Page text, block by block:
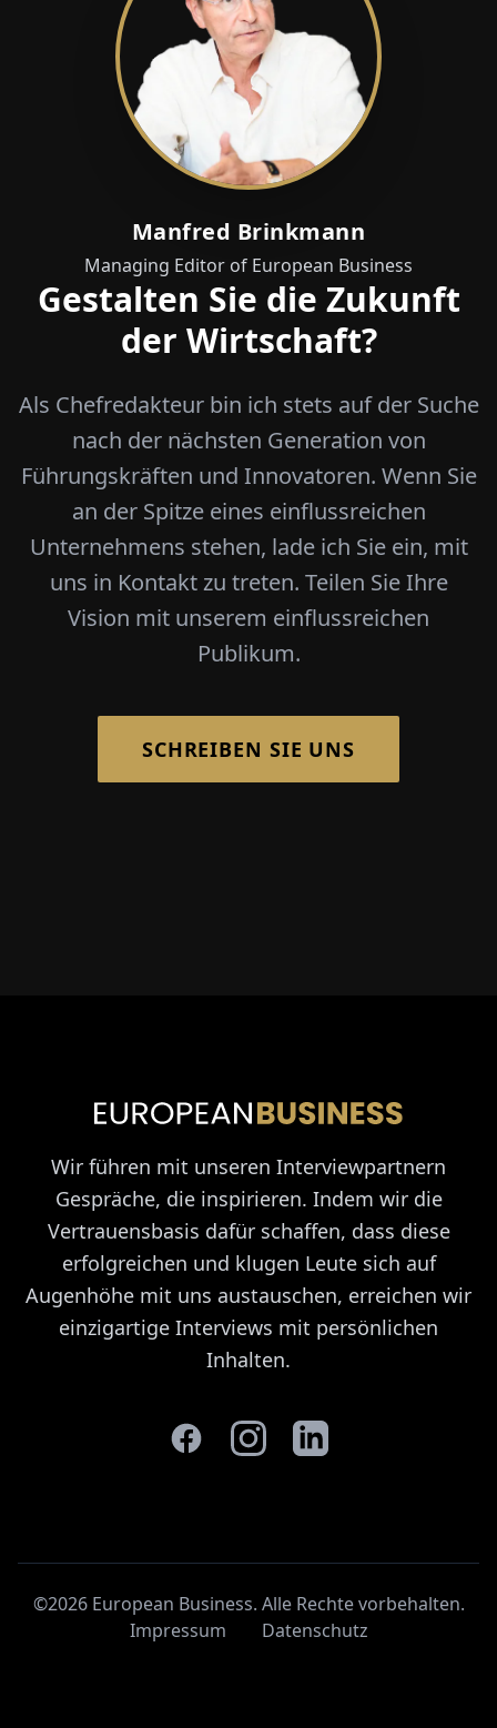
Manfred Brinkmann
Managing Editor of European Business
Gestalten Sie die Zukunft
der Wirtschaft?
Als Chefredakteur bin ich stets auf der Suche
nach der nächsten Generation von
Führungskräften und Innovatoren. Wenn Sie
an der Spitze eines einflussreichen
Unternehmens stehen, lade ich Sie ein, mit
uns in Kontakt zu treten. Teilen Sie Ihre
Vision mit unserem einflussreichen
Publikum.
SCHREIBEN SIE UNS
Wir führen mit unseren Interviewpartnern
Gespräche, die inspirieren. Indem wir die
Vertrauensbasis dafür schaffen, dass diese
erfolgreichen und klugen Leute sich auf
Augenhöhe mit uns austauschen, erreichen wir
einzigartige Interviews mit persönlichen
Inhalten.
©2026 European Business. Alle Rechte vorbehalten.
Impressum
Datenschutz